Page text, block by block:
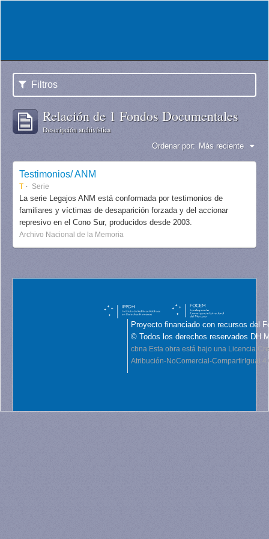
Filtros
Relación de 1 Fondos Documentales
Descripción archivística
Ordenar por: Más reciente
Testimonios/ ANM
T Serie
La serie Legajos ANM está conformada por testimonios de
familiares y víctimas de desaparición forzada y del accionar
represivo en el Cono Sur, producidos desde 2003.
Archivo Nacional de la Memoria
Proyecto financiado con recursos del
© Todos los derechos reservados DH
cbna Esta obra está bajo una Licencia
Atribución-NoComercial-CompartirIgual